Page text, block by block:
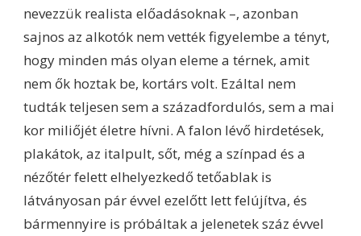
nevezzük realista előadásoknak –, azonban
sajnos az alkotók nem vették figyelembe a tényt,
hogy minden más olyan eleme a térnek, amit
nem ők hoztak be, kortárs volt. Ezáltal nem
tudták teljesen sem a századfordulós, sem a mai
kor miliőjét életre hívni. A falon lévő hirdetések,
plakátok, az italpult, sőt, még a színpad és a
nézőtér felett elhelyezkedő tetőablak is
látványosan pár évvel ezelőtt lett felújítva, és
bármennyire is próbáltak a jelenetek száz évvel